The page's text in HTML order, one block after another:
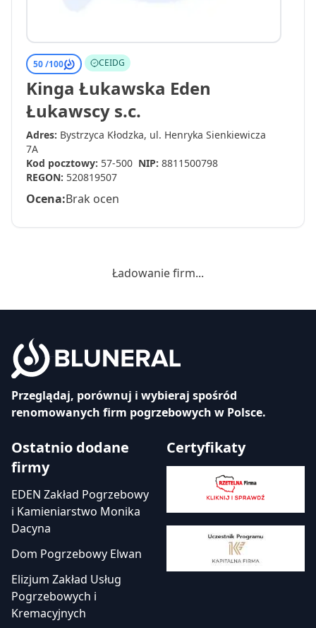
50 /100 CEIDG
Kinga Łukawska Eden
Łukawscy s.c.
Adres: Bystrzyca Kłodzka, ul. Henryka Sienkiewicza
7A
Kod pocztowy: 57-500 NIP: 8811500798
REGON: 520819507
Ocena:Brak ocen
Ładowanie firm...
Przeglądaj, porównuj i wybieraj spośród
renomowanych firm pogrzebowych w Polsce.
Ostatnio dodane
firmy
EDEN Zakład Pogrzebowy
i Kamieniarstwo Monika
Dacyna
Dom Pogrzebowy Elwan
Elizjum Zakład Usług
Pogrzebowych i
Kremacyjnych
Certyfikaty